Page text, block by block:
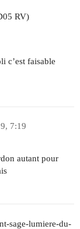
RV)
c’est faisable
7:19
autant pour
sage-lumiere-du-